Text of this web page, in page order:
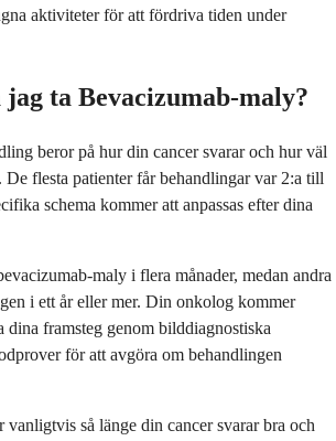
aktiviteter för att fördriva tiden under
ta Bevacizumab-maly?
beror på hur din cancer svarar och hur väl
De flesta patienter får behandlingar var 2:a till
schema kommer att anpassas efter dina
maly i flera månader, medan andra
i ett år eller mer. Din onkolog kommer
dina framsteg genom bilddiagnostiska
för att avgöra om behandlingen
vanligtvis så länge din cancer svarar bra och